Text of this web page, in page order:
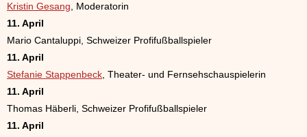
Kristin Gesang , Moderatorin
11. April
Mario Cantaluppi, Schweizer Profifußballspieler
11. April
Stefanie Stappenbeck , Theater- und Fernsehschauspielerin
11. April
Thomas Häberli, Schweizer Profifußballspieler
11. April